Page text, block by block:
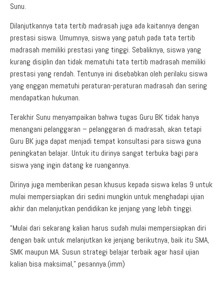
Sunu.
Dilanjutkannya tata tertib madrasah juga ada kaitannya dengan
prestasi siswa. Umumnya, siswa yang patuh pada tata tertib
madrasah memiliki prestasi yang tinggi. Sebaliknya, siswa yang
kurang disiplin dan tidak mematuhi tata tertib madrasah memiliki
prestasi yang rendah. Tentunya ini disebabkan oleh perilaku siswa
yang enggan mematuhi peraturan-peraturan madrasah dan sering
mendapatkan hukuman.
Terakhir Sunu menyampaikan bahwa tugas Guru BK tidak hanya
menangani pelanggaran – pelanggaran di madrasah, akan tetapi
Guru BK juga dapat menjadi tempat konsultasi para siswa guna
peningkatan belajar. Untuk itu dirinya sangat terbuka bagi para
siswa yang ingin datang ke ruangannya.
Dirinya juga memberikan pesan khusus kepada siswa kelas 9 untuk
mulai mempersiapkan diri sedini mungkin untuk menghadapi ujian
akhir dan melanjutkan pendidikan ke jenjang yang lebih tinggi.
“Mulai dari sekarang kalian harus sudah mulai mempersiapkan diri
dengan baik untuk melanjutkan ke jenjang berikutnya, baik itu SMA,
SMK maupun MA. Susun strategi belajar terbaik agar hasil ujian
kalian bisa maksimal,” pesannya.(imm)